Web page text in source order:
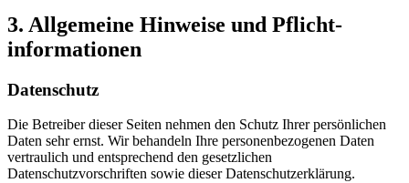
3. Allgemeine Hinweise und Pflicht­
informationen
Datenschutz
Die Betreiber dieser Seiten nehmen den Schutz Ihrer persönlichen
Daten sehr ernst. Wir behandeln Ihre personenbezogenen Daten
vertraulich und entsprechend den gesetzlichen
Datenschutzvorschriften sowie dieser Datenschutzerklärung.